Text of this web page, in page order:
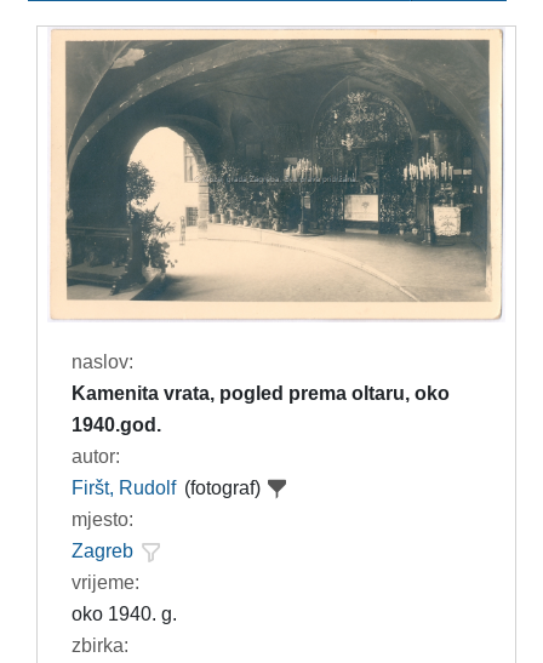
naslov:
Kamenita vrata, pogled prema oltaru, oko
1940.god.
autor:
Firšt, Rudolf (fotograf)
mjesto:
Zagreb
vrijeme:
oko 1940. g.
zbirka: